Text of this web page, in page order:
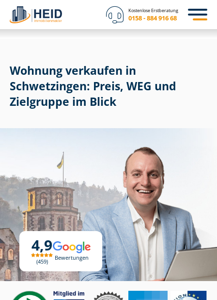
Kostenlose Erstberatung
0158 - 884 916 68
4,9
459
Bewertungen
Wohnung verkaufen in
Schwetzingen: Preis, WEG und
Zielgruppe im Blick